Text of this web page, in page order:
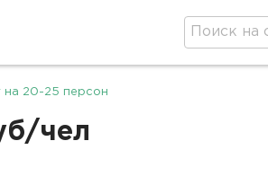
на 20-25 персон
чел